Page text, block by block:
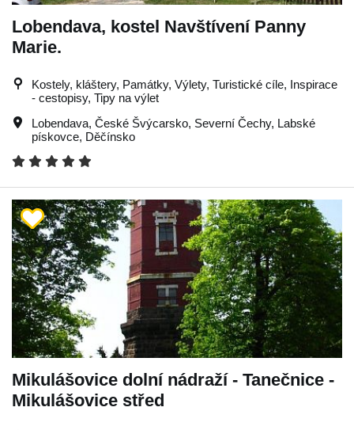
Lobendava, kostel Navštívení Panny
Marie.
Kostely, kláštery, Památky, Výlety, Turistické cíle, Inspirace
- cestopisy, Tipy na výlet
Lobendava, České Švýcarsko, Severní Čechy, Labské
pískovce, Děčínsko
Mikulášovice dolní nádraží - Tanečnice -
Mikulášovice střed